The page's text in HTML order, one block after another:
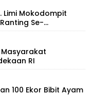
Limi Mokodompit
Se-
RI
100 Ekor Bibit Ayam